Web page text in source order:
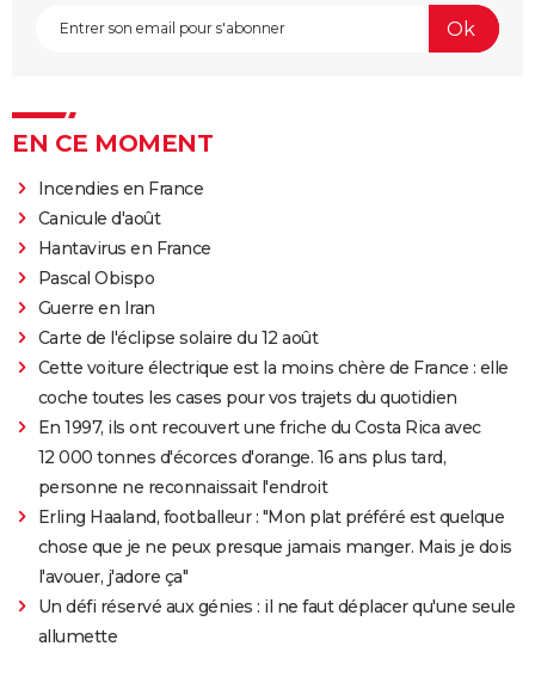
EN CE MOMENT
Incendies en France
Canicule d'août
Hantavirus en France
Pascal Obispo
Guerre en Iran
Carte de l'éclipse solaire du 12 août
Cette voiture électrique est la moins chère de France : elle
coche toutes les cases pour vos trajets du quotidien
En 1997, ils ont recouvert une friche du Costa Rica avec
12 000 tonnes d'écorces d'orange. 16 ans plus tard,
personne ne reconnaissait l'endroit
Erling Haaland, footballeur : "Mon plat préféré est quelque
chose que je ne peux presque jamais manger. Mais je dois
l'avouer, j'adore ça"
Un défi réservé aux génies : il ne faut déplacer qu'une seule
allumette